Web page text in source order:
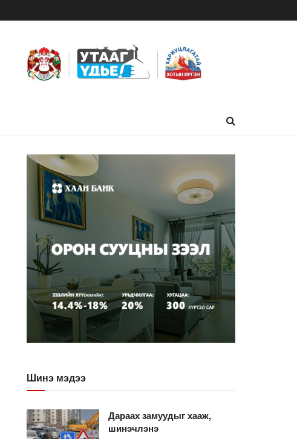
Шинэ мэдээ
Дараах замуудыг хааж,
шинэчлэнэ